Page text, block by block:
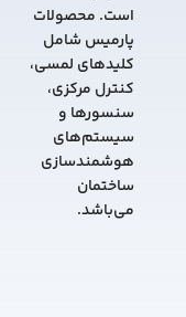
است. محصولات
پارمیس شامل
کلیدهای لمسی،
کنترل مرکزی،
سنسورها و
سیستم‌های
هوشمندسازی
ساختمان
می‌باشد.